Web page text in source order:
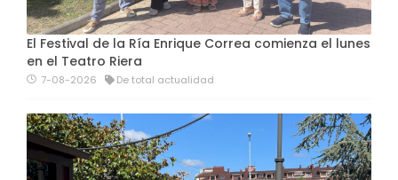
El Festival de la Ría Enrique Correa comienza el lunes
en el Teatro Riera
7-08-2026 De total actualidad